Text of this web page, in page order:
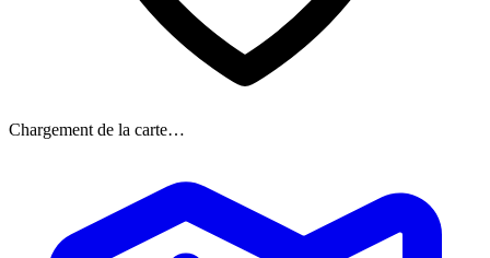
Chargement de la carte…